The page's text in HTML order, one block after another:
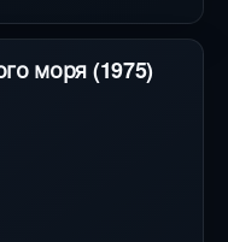
моря (1975)